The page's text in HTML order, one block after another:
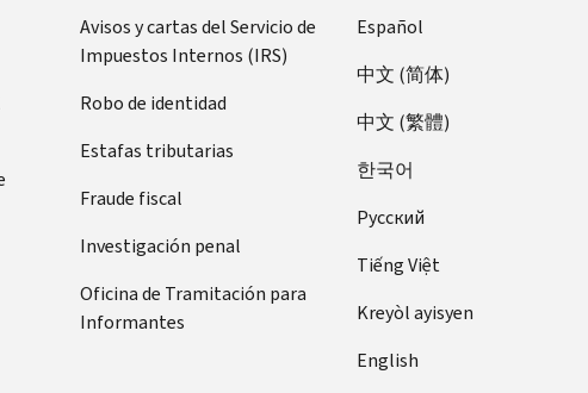
Avisos y cartas del Servicio de
Impuestos Internos (IRS)
Robo de identidad
Estafas tributarias
Fraude fiscal
Investigación penal
Oficina de Tramitación para
Informantes
Español
中文 (简体)
中文 (繁體)
한국어
Pусский
Tiếng Việt
Kreyòl ayisyen
English